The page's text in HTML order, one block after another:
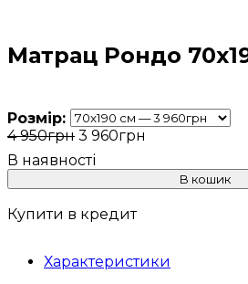
Матрац Рондо
Розмір:
4 950грн 3 960грн
В кошик
Купити в кредит
Характеристики